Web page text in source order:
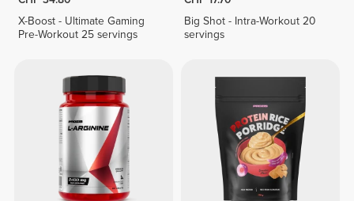
X-Boost - Ultimate Gaming
Pre-Workout 25 servings
Big Shot - Intra-Workout 20
servings